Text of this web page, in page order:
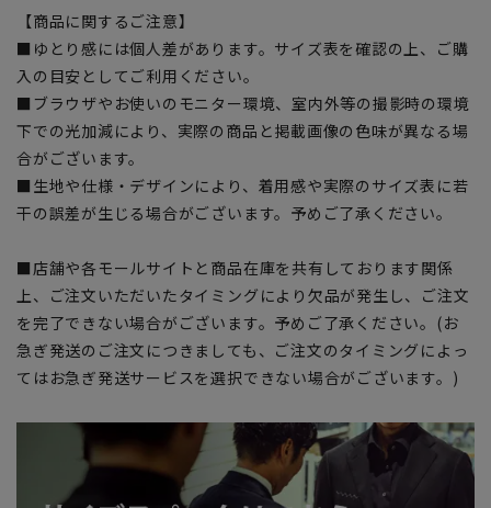
【商品に関するご注意】
■ゆとり感には個人差があります。サイズ表を確認の上、ご購
入の目安としてご利用ください。
■ブラウザやお使いのモニター環境、室内外等の撮影時の環境
下での光加減により、実際の商品と掲載画像の色味が異なる場
合がございます。
■生地や仕様・デザインにより、着用感や実際のサイズ表に若
干の誤差が生じる場合がございます。予めご了承ください。
■店舗や各モールサイトと商品在庫を共有しております関係
上、ご注文いただいたタイミングにより欠品が発生し、ご注文
を完了できない場合がございます。予めご了承ください。(お
急ぎ発送のご注文につきましても、ご注文のタイミングによっ
てはお急ぎ発送サービスを選択できない場合がございます。)